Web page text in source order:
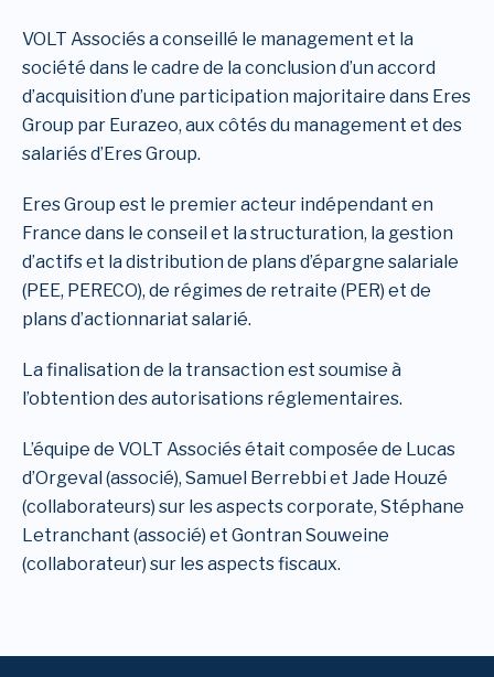
VOLT Associés a conseillé le management et la
société dans le cadre de la conclusion d’un accord
d’acquisition d’une participation majoritaire dans Eres
Group par Eurazeo, aux côtés du management et des
salariés d’Eres Group.
Eres Group est le premier acteur indépendant en
France dans le conseil et la structuration, la gestion
d’actifs et la distribution de plans d’épargne salariale
(PEE, PERECO), de régimes de retraite (PER) et de
plans d’actionnariat salarié.
La finalisation de la transaction est soumise à
l’obtention des autorisations réglementaires.
L’équipe de VOLT Associés était composée de Lucas
d’Orgeval (associé), Samuel Berrebbi et Jade Houzé
(collaborateurs) sur les aspects corporate, Stéphane
Letranchant (associé) et Gontran Souweine
(collaborateur) sur les aspects fiscaux.